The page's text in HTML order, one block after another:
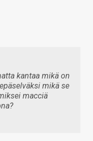
kantaa mikä on
mikä se
macciä